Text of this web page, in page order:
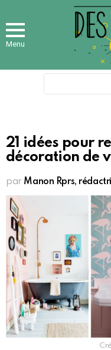
Menu
21 idées pour
décoration de
par Manon Rprs,